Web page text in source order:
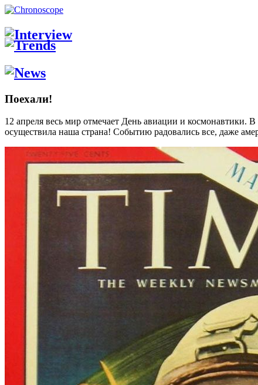
Поехали!
12 апреля весь мир отмечает День авиации и космонавтики.
осуществила наша страна! Событию радовались все, даже